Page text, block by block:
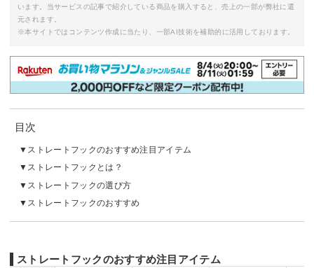
います。当サービスの記事で紹介している商品を購入すると、売上の一部が弊社に還
元されます。
※本サイトではコンテンツ作成に当たり、一部AI技術を補助的に活用しております。
目次
ストレートフックのおすすめ注目アイテム
ストレートフックとは？
ストレートフックの選び方
ストレートフックのおすすめ
ストレートフックのおすすめ注目アイテム